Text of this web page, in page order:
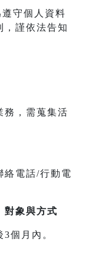
守個人資料
，謹依法告知
務，需蒐集活
絡電話/行動電
對象與方式
個月內。